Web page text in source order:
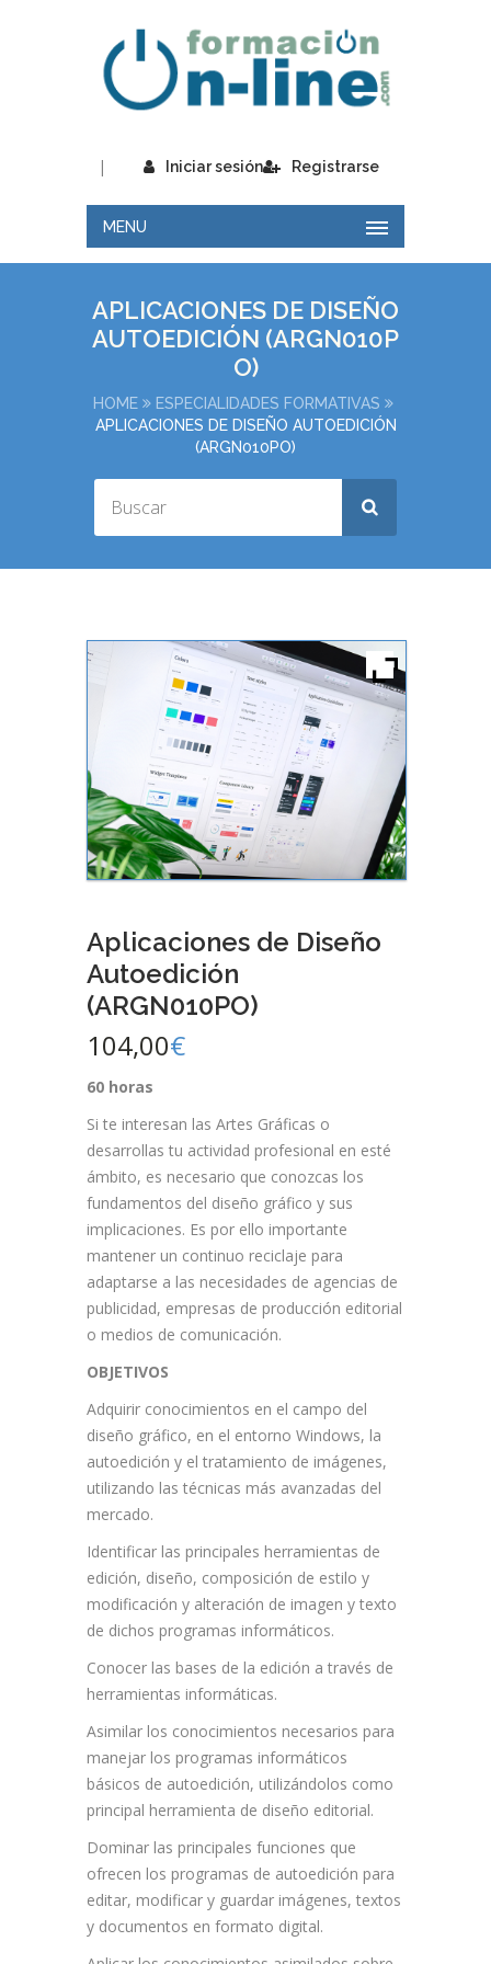
Iniciar sesión
| Registrarse
MENU
APLICACIONES DE DISEÑO
AUTOEDICIÓN (ARGN010P
O)
HOME
ESPECIALIDADES FORMATIVAS
APLICACIONES DE DISEÑO AUTOEDICIÓN
(ARGN010PO)
Aplicaciones de Diseño
Autoedición
(ARGN010PO)
104,00€
60 horas
Si te interesan las Artes Gráficas o
desarrollas tu actividad profesional en esté
ámbito, es necesario que conozcas los
fundamentos del diseño gráfico y sus
implicaciones. Es por ello importante
mantener un continuo reciclaje para
adaptarse a las necesidades de agencias de
publicidad, empresas de producción editorial
o medios de comunicación.
OBJETIVOS
Adquirir conocimientos en el campo del
diseño gráfico, en el entorno Windows, la
autoedición y el tratamiento de imágenes,
utilizando las técnicas más avanzadas del
mercado.
Identificar las principales herramientas de
edición, diseño, composición de estilo y
modificación y alteración de imagen y texto
de dichos programas informáticos.
Conocer las bases de la edición a través de
herramientas informáticas.
Asimilar los conocimientos necesarios para
manejar los programas informáticos
básicos de autoedición, utilizándolos como
principal herramienta de diseño editorial.
Dominar las principales funciones que
ofrecen los programas de autoedición para
editar, modificar y guardar imágenes, textos
y documentos en formato digital.